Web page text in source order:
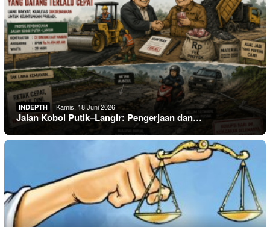
INDEPTH Kamis, 18 Juni 2026
Jalan Koboi Putik–Langir: Pengerjaan dan…